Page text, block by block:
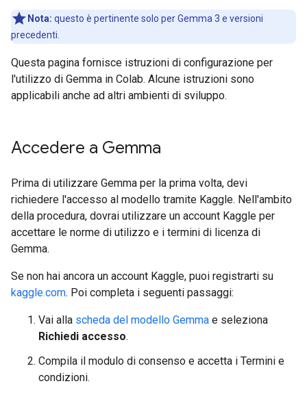
Nota: questo è pertinente solo per Gemma 3 e versioni
precedenti.
Questa pagina fornisce istruzioni di configurazione per
l'utilizzo di Gemma in Colab. Alcune istruzioni sono
applicabili anche ad altri ambienti di sviluppo.
Accedere a Gemma
Prima di utilizzare Gemma per la prima volta, devi
richiedere l'accesso al modello tramite Kaggle. Nell'ambito
della procedura, dovrai utilizzare un account Kaggle per
accettare le norme di utilizzo e i termini di licenza di
Gemma.
Se non hai ancora un account Kaggle, puoi registrarti su
kaggle.com. Poi completa i seguenti passaggi:
Vai alla scheda del modello Gemma e seleziona
Richiedi accesso.
Compila il modulo di consenso e accetta i Termini e
condizioni.